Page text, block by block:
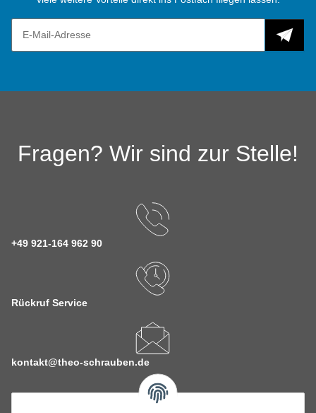
Fragen? Wir sind zur Stelle!
+49 921-164 962 90
Rückruf Service
kontakt@theo-schrauben.de